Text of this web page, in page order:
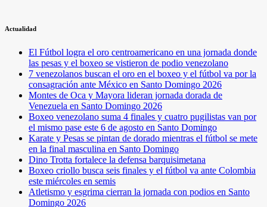
Actualidad
El Fútbol logra el oro centroamericano en una jornada donde
las pesas y el boxeo se vistieron de podio venezolano
7 venezolanos buscan el oro en el boxeo y el fútbol va por la
consagración ante México en Santo Domingo 2026
Montes de Oca y Mayora lideran jornada dorada de
Venezuela en Santo Domingo 2026
Boxeo venezolano suma 4 finales y cuatro pugilistas van por
el mismo pase este 6 de agosto en Santo Domingo
Karate y Pesas se pintan de dorado mientras el fútbol se mete
en la final masculina en Santo Domingo
Dino Trotta fortalece la defensa barquisimetana
Boxeo criollo busca seis finales y el fútbol va ante Colombia
este miércoles en semis
Atletismo y esgrima cierran la jornada con podios en Santo
Domingo 2026